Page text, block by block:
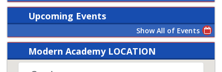
Upcoming Events
Show All of Events
Modern Academy LOCATION